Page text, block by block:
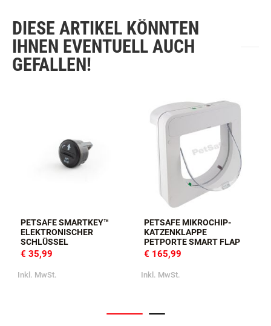
DIESE ARTIKEL KÖNNTEN
IHNEN EVENTUELL AUCH
GEFALLEN!
PETSAFE SMARTKEY™
ELEKTRONISCHER
SCHLÜSSEL
€ 35,99
Inkl. MwSt.
PETSAFE MIKROCHIP-
KATZENKLAPPE
PETPORTE SMART FLAP
€ 165,99
Inkl. MwSt.